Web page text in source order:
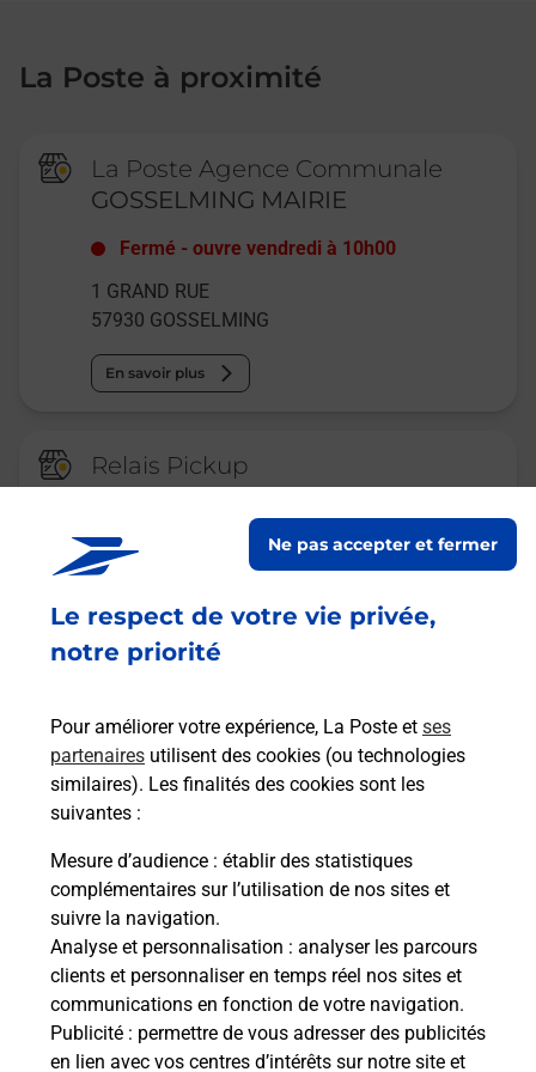
Le respect de votre vie privée,
notre priorité
Pour améliorer votre expérience, La Poste et ses
partenaires utilisent des cookies (ou technologies
similaires). Les finalités des cookies sont les
suivantes :
Mesure d’audience : établir des statistiques
complémentaires sur l’utilisation de nos sites et
suivre la navigation.
Analyse et personnalisation : analyser les parcours
clients et personnaliser en temps réel nos sites et
communications en fonction de votre navigation.
Publicité : permettre de vous adresser des publicités
en lien avec vos centres d’intérêts sur notre site et
Ne pas accepter et fermer
La Poste à proximité
La Poste Agence Communale
GOSSELMING MAIRIE
Fermé -ouvre vendredi à 10h00
1 GRAND RUE
57930 GOSSELMING
En savoir plus
Relais Pickup
ACCUEIL E LECLERC
SARREBOURG
jusqu'à 19h00
19 RUE DE LUNEVILLE
57400 SARREBOURG
Malin !
La Poste
en ligne
Ouvert 24h/24
En savoir plus